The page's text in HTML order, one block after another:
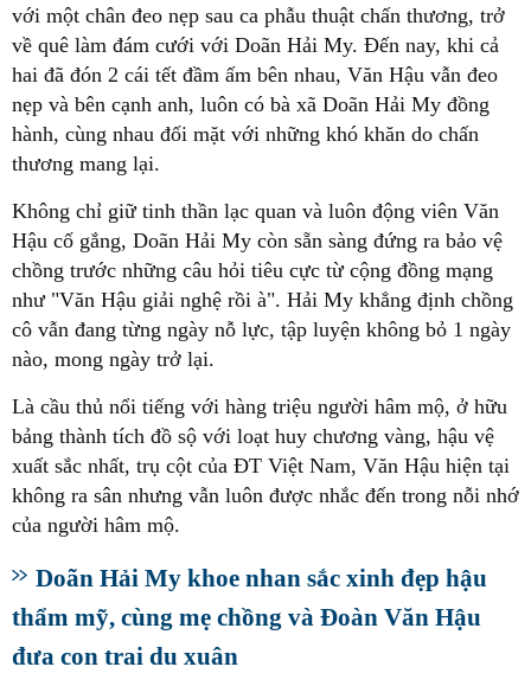
với một chân đeo nẹp sau ca phẫu thuật chấn thương, trở
về quê làm đám cưới với Doãn Hải My. Đến nay, khi cả
hai đã đón 2 cái tết đầm ấm bên nhau, Văn Hậu vẫn đeo
nẹp và bên cạnh anh, luôn có bà xã Doãn Hải My đồng
hành, cùng nhau đối mặt với những khó khăn do chấn
thương mang lại.
Không chỉ giữ tinh thần lạc quan và luôn động viên Văn
Hậu cố gắng, Doãn Hải My còn sẵn sàng đứng ra bảo vệ
chồng trước những câu hỏi tiêu cực từ cộng đồng mạng
như "Văn Hậu giải nghệ rồi à". Hải My khẳng định chồng
cô vẫn đang từng ngày nỗ lực, tập luyện không bỏ 1 ngày
nào, mong ngày trở lại.
Là cầu thủ nổi tiếng với hàng triệu người hâm mộ, ở hữu
bảng thành tích đồ sộ với loạt huy chương vàng, hậu vệ
xuất sắc nhất, trụ cột của ĐT Việt Nam, Văn Hậu hiện tại
không ra sân nhưng vẫn luôn được nhắc đến trong nỗi nhớ
của người hâm mộ.
Doãn Hải My khoe nhan sắc xinh đẹp hậu
thẩm mỹ, cùng mẹ chồng và Đoàn Văn Hậu
đưa con trai du xuân